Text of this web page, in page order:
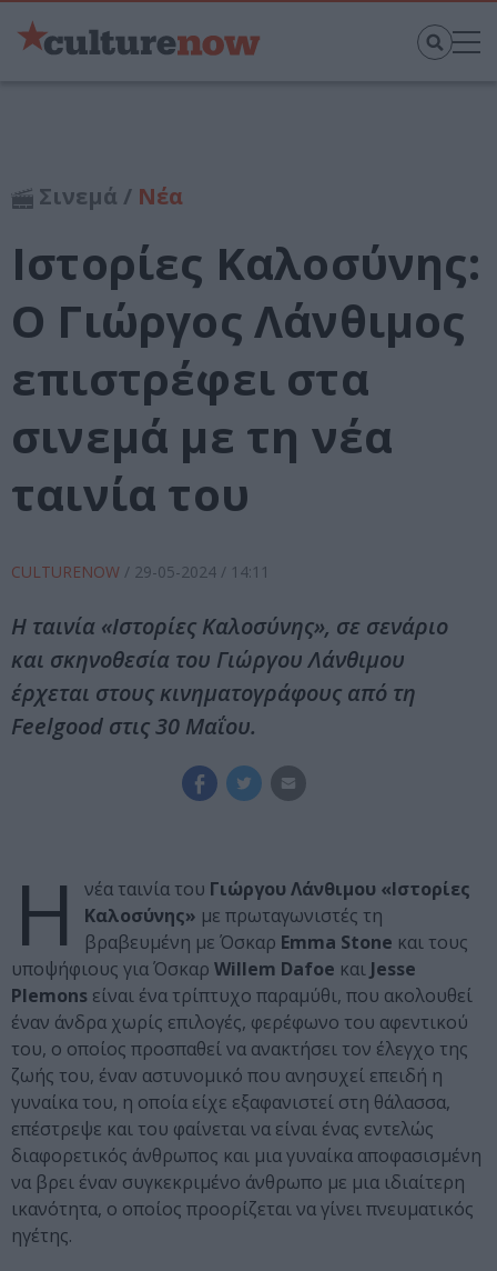
Σινεμά / Νέα
Ιστορίες Καλοσύνης:
Ο Γιώργος Λάνθιμος
επιστρέφει στα
σινεμά με τη νέα
ταινία του
CULTURENOW / 29-05-2024 / 14:11
Η ταινία «Ιστορίες Καλοσύνης», σε σενάριο
και σκηνοθεσία του Γιώργου Λάνθιμου
έρχεται στους κινηματογράφους από τη
Feelgood στις 30 Μαΐου.
Η νέα ταινία του Γιώργου Λάνθιμου «Ιστορίες
Καλοσύνης» με πρωταγωνιστές τη
βραβευμένη με Όσκαρ Emma Stone και τους
υποψήφιους για Όσκαρ Willem Dafoe και Jesse
Plemons είναι ένα τρίπτυχο παραμύθι, που ακολουθεί
έναν άνδρα χωρίς επιλογές, φερέφωνο του αφεντικού
του, ο οποίος προσπαθεί να ανακτήσει τον έλεγχο της
ζωής του, έναν αστυνομικό που ανησυχεί επειδή η
γυναίκα του, η οποία είχε εξαφανιστεί στη θάλασσα,
επέστρεψε και του φαίνεται να είναι ένας εντελώς
διαφορετικός άνθρωπος και μια γυναίκα αποφασισμένη
να βρει έναν συγκεκριμένο άνθρωπο με μια ιδιαίτερη
ικανότητα, ο οποίος προορίζεται να γίνει πνευματικός
ηγέτης.